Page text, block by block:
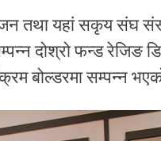
तथा यहां सकृय संघ
दोश्रो फन्ड रेजिङ
बोल्डरमा सम्पन्न